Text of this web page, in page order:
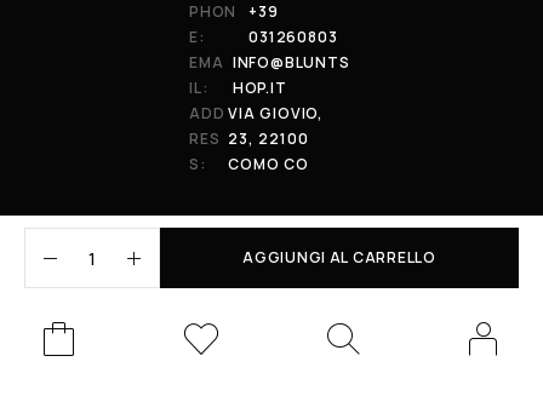
AGGIUNGI AL CARRELLO
PHON
E:
+39
031260803
EMA
IL:
INFO@BLUNTS
HOP.IT
ADD
RES
S:
VIA GIOVIO,
23, 22100
COMO CO
01848590038